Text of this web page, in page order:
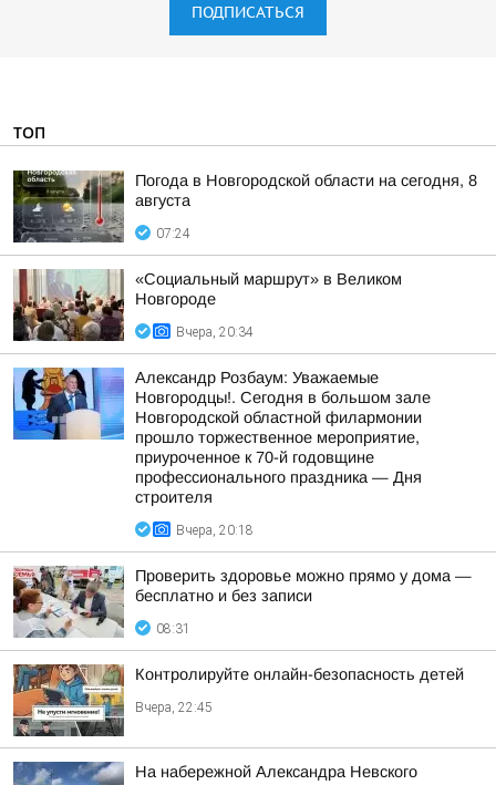
ПОДПИСАТЬСЯ
ТОП
Погода в Новгородской области на сегодня, 8
августа
07:24
«Социальный маршрут» в Великом
Новгороде
Вчера, 20:34
Александр Розбаум: Уважаемые
Новгородцы!. Сегодня в большом зале
Новгородской областной филармонии
прошло торжественное мероприятие,
приуроченное к 70-й годовщине
профессионального праздника — Дня
строителя
Вчера, 20:18
Проверить здоровье можно прямо у дома —
бесплатно и без записи
08:31
Контролируйте онлайн-безопасность детей
Вчера, 22:45
На набережной Александра Невского